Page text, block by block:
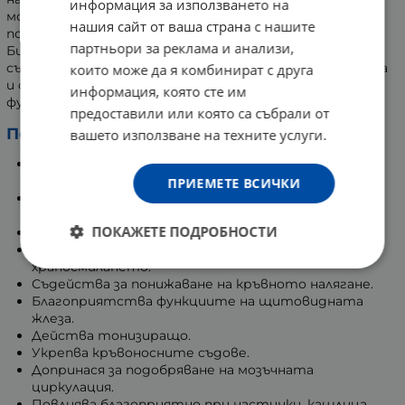
може да подпомогнат за подобряване на
подвижността при ревматоидни заболявания.
Биологично активните вещества, съдържащи се в
състава на джинджифила, насърчават подвижността
и секрецията на стомаха, както и антитоксичната
функция на черния дроб.
Ползи от прием на джинджифил:
Съдейства за намаляване нивата на холестерол в
Има положителен ефект при стомашни и чревни
Подпомага детоксикацията на тялото.
храносмилането.
Съдейства за понижаване на кръвното налягане.
Благоприятства функциите на щитовидната
жлеза.
Действа тонизиращо.
Укрепва кръвоносните съдове.
Допринася за подобряване на мозъчната
циркулация.
информация за използването на
нашия сайт от ваша страна с нашите
партньори за реклама и анализи,
които може да я комбинират с друга
информация, която сте им
предоставили или която са събрали от
вашето използване на техните услуги.
ПРИЕМЕТЕ ВСИЧКИ
ПОКАЖЕТЕ ПОДРОБНОСТИ